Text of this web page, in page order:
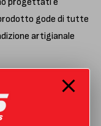
gode di tutte
artigianale